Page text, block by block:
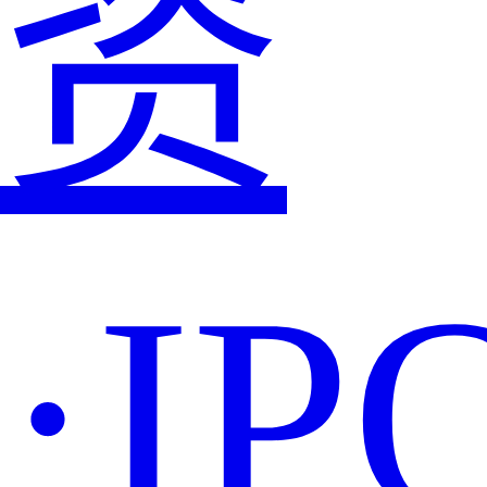
资